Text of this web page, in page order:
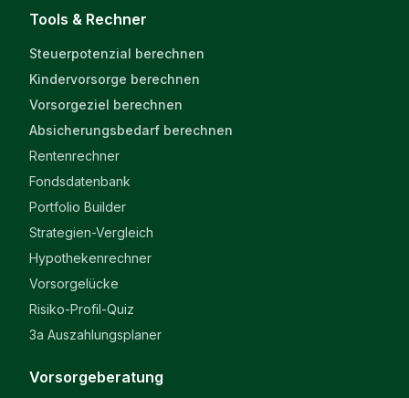
Tools & Rechner
Steuerpotenzial berechnen
Kindervorsorge berechnen
Vorsorgeziel berechnen
Absicherungsbedarf berechnen
Rentenrechner
Fondsdatenbank
Portfolio Builder
Strategien-Vergleich
Hypothekenrechner
Vorsorgelücke
Risiko-Profil-Quiz
3a Auszahlungsplaner
Vorsorgeberatung